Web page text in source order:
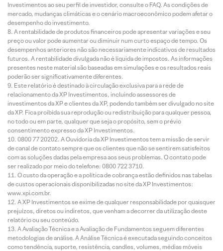
Investimentos ao seu perfil de investidor, consulte o FAQ. As condições de
mercado, mudanças climáticas e o cenário macroeconômico podem afetar o
desempenho do investimento.
A rentabilidade de produtos financeiros pode apresentar variações e seu
preço ou valor pode aumentar ou diminuir num curto espaço de tempo. Os
desempenhos anteriores não são necessariamente indicativos de resultados
futuros. A rentabilidade divulgada não é líquida de impostos. As informações
presentes neste material são baseadas em simulações e os resultados reais
poderão ser significativamente diferentes.
Este relatório é destinado à circulação exclusiva para a rede de
relacionamento da XP Investimentos, incluindo assessores de
investimentos da XP e clientes da XP, podendo também ser divulgado no site
da XP. Fica proibida sua reprodução ou redistribuição para qualquer pessoa,
no todo ou em parte, qualquer que seja o propósito, sem o prévio
consentimento expresso da XP Investimentos.
0800 77 20202. A Ouvidoria da XP Investimentos tem a missão de servir
de canal de contato sempre que os clientes que não se sentirem satisfeitos
com as soluções dadas pela empresa aos seus problemas. O contato pode
ser realizado por meio do telefone: 0800 722 3710.
O custo da operação e a política de cobrança estão definidos nas tabelas
de custos operacionais disponibilizadas no site da XP Investimentos:
www.xpi.com.br.
A XP Investimentos se exime de qualquer responsabilidade por quaisquer
prejuízos, diretos ou indiretos, que venham a decorrer da utilização deste
relatório ou seu conteúdo.
A Avaliação Técnica e a Avaliação de Fundamentos seguem diferentes
metodologias de análise. A Análise Técnica é executada seguindo conceitos
como tendência, suporte, resistência, candles, volumes, médias móveis